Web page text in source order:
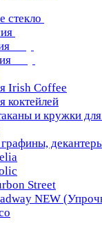
стекло
Irish Coffee
коктейлей
и кружки
Street
NEW